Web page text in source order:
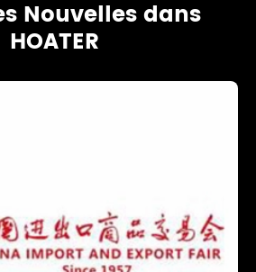
Nouvelles dans
HOATER